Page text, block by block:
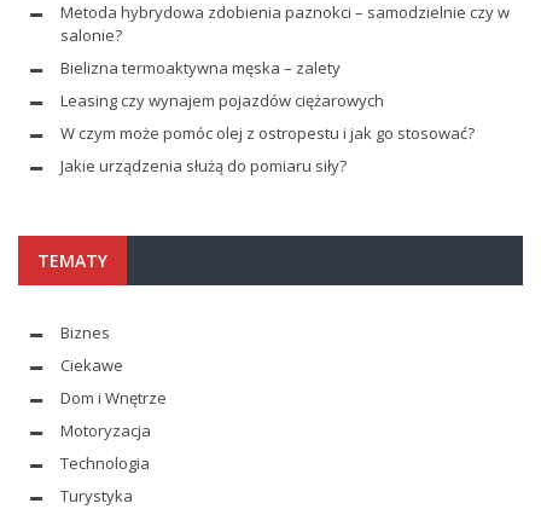
Metoda hybrydowa zdobienia paznokci – samodzielnie czy w
salonie?
Bielizna termoaktywna męska – zalety
Leasing czy wynajem pojazdów ciężarowych
W czym może pomóc olej z ostropestu i jak go stosować?
Jakie urządzenia służą do pomiaru siły?
TEMATY
Biznes
Ciekawe
Dom i Wnętrze
Motoryzacja
Technologia
Turystyka